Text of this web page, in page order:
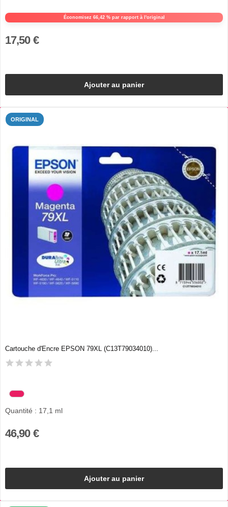
Économisez 66,42 % par rapport à l'original
17,50 €
Ajouter au panier
ORIGINAL
Cartouche d'Encre EPSON 79XL (C13T79034010)...
Quantité : 17,1 ml
46,90 €
Ajouter au panier